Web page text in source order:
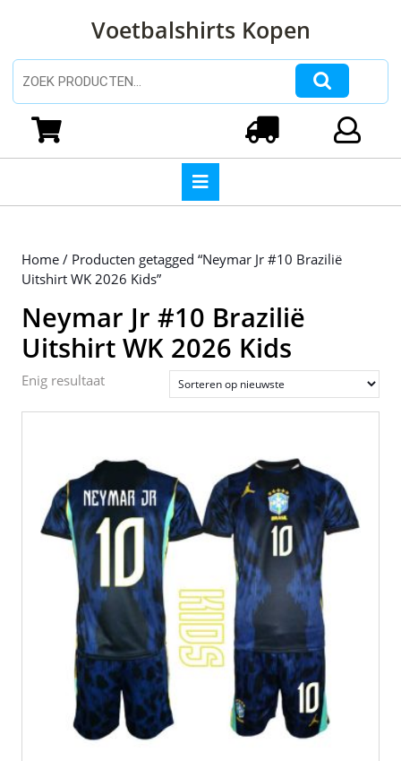
inhoud
Voetbalshirts Kopen
Zoeken naar:
Home / Producten getagged “Neymar Jr #10 Brazilië
Uitshirt WK 2026 Kids”
Neymar Jr #10 Brazilië
Uitshirt WK 2026 Kids
Enig resultaat